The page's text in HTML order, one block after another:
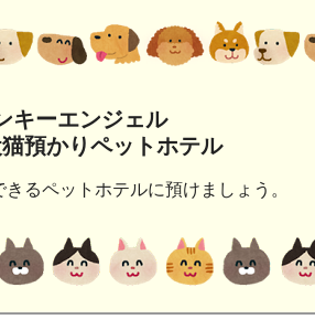
キーエンジェル
預かりペットホテル
るペットホテルに預けましょう。